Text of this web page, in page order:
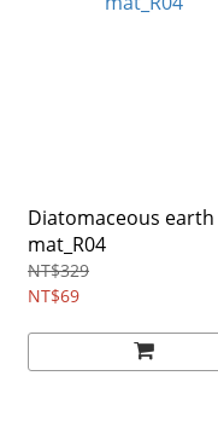
Diatomaceous earth
mat_R04
NT$329
NT$69